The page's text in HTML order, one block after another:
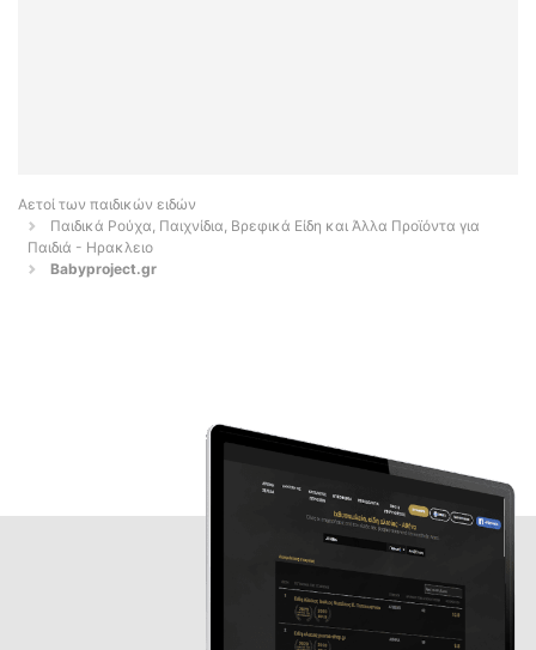
Αετοί των παιδικών ειδών
Παιδικά Ρούχα, Παιχνίδια, Βρεφικά Είδη και Άλλα Προϊόντα για
Παιδιά - Ηρακλειο
Babyproject.gr